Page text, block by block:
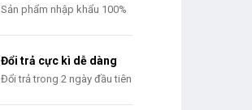
Sản phẩm nhập khẩu 100%
Đổi trả cực kì dễ dàng
Đổi trả trong 2 ngày đầu tiên